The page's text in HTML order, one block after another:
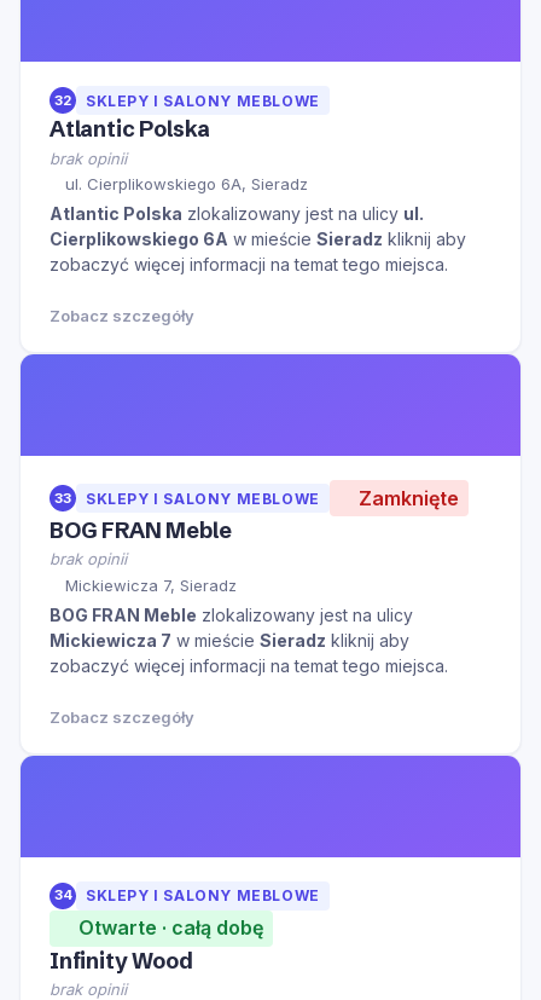
32 SKLEPY I SALONY MEBLOWE
Atlantic Polska
brak opinii
ul. Cierplikowskiego 6A, Sieradz
Atlantic Polska zlokalizowany jest na ulicy ul.
Cierplikowskiego 6A w mieście Sieradz kliknij aby
zobaczyć więcej informacji na temat tego miejsca.
Zobacz szczegóły
33 SKLEPY I SALONY MEBLOWE Zamknięte
BOG FRAN Meble
brak opinii
Mickiewicza 7, Sieradz
BOG FRAN Meble zlokalizowany jest na ulicy
Mickiewicza 7 w mieście Sieradz kliknij aby
zobaczyć więcej informacji na temat tego miejsca.
Zobacz szczegóły
34 SKLEPY I SALONY MEBLOWE
Otwarte · całą dobę
Infinity Wood
brak opinii